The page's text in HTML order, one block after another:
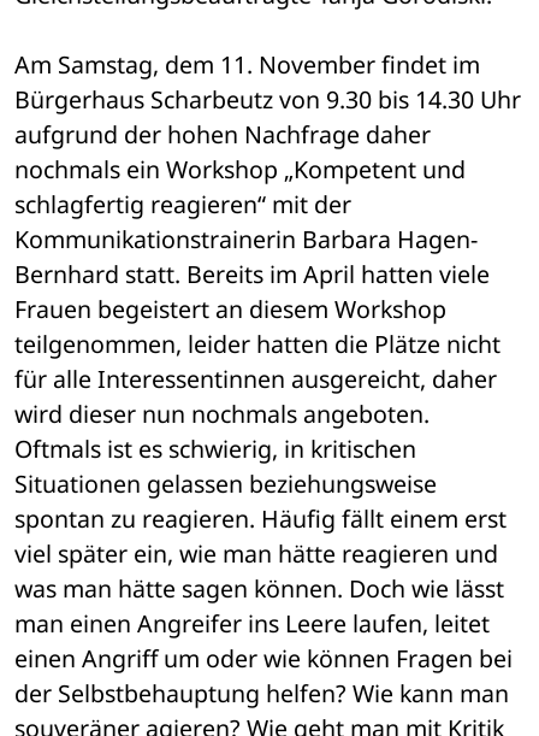
Am Samstag, dem 11. November findet im
Bürgerhaus Scharbeutz von 9.30 bis 14.30 Uhr
aufgrund der hohen Nachfrage daher
nochmals ein Workshop „Kompetent und
schlagfertig reagieren“ mit der
Kommunikationstrainerin Barbara Hagen-
Bernhard statt. Bereits im April hatten viele
Frauen begeistert an diesem Workshop
teilgenommen, leider hatten die Plätze nicht
für alle Interessentinnen ausgereicht, daher
wird dieser nun nochmals angeboten.
Oftmals ist es schwierig, in kritischen
Situationen gelassen beziehungsweise
spontan zu reagieren. Häufig fällt einem erst
viel später ein, wie man hätte reagieren und
was man hätte sagen können. Doch wie lässt
man einen Angreifer ins Leere laufen, leitet
einen Angriff um oder wie können Fragen bei
der Selbstbehauptung helfen? Wie kann man
souveräner agieren? Wie geht man mit Kritik